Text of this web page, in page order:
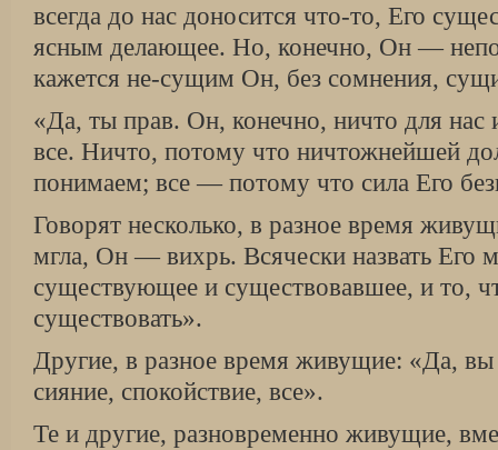
всегда до нас доносится что-то, Его
ясным делающее. Но, конечно, Он —
кажется не-сущим Он, без сомнения,
«Да, ты прав. Он, конечно, ничто для
все. Ничто, потому что ничтожнейшей
понимаем; все — потому что сила Его
Говорят несколько, в разное время
мгла, Он — вихрь. Всячески назвать
существующее и существовавшее, и то,
существовать».
Другие, в разное время живущие: «Да,
сияние, спокойствие, все».
Те и другие, разновременно живущие,